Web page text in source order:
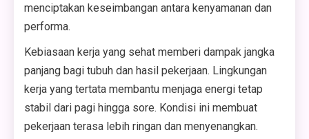
menciptakan keseimbangan antara kenyamanan dan
performa.
Kebiasaan kerja yang sehat memberi dampak jangka
panjang bagi tubuh dan hasil pekerjaan. Lingkungan
kerja yang tertata membantu menjaga energi tetap
stabil dari pagi hingga sore. Kondisi ini membuat
pekerjaan terasa lebih ringan dan menyenangkan.